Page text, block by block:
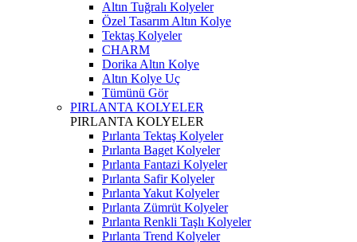
Altın Tuğralı Kolyeler
Özel Tasarım Altın Kolye
Tektaş Kolyeler
CHARM
Dorika Altın Kolye
Altın Kolye Uç
Tümünü Gör
PIRLANTA KOLYELER
PIRLANTA KOLYELER
Pırlanta Tektaş Kolyeler
Pırlanta Baget Kolyeler
Pırlanta Fantazi Kolyeler
Pırlanta Safir Kolyeler
Pırlanta Yakut Kolyeler
Pırlanta Zümrüt Kolyeler
Pırlanta Renkli Taşlı Kolyeler
Pırlanta Trend Kolyeler